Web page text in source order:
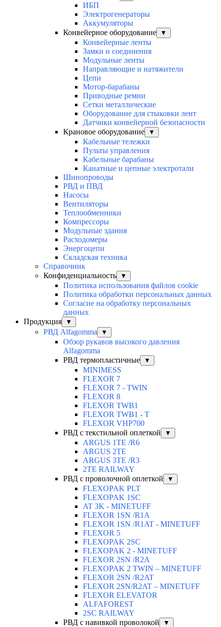
ИБП
Электрогенераторы
Аккумуляторы
Конвейерное оборудование
▼
Конвейерные ленты
Замки и соединения
Модульные ленты
Направляющие и натяжители
Цепи
Мотор-барабаны
Приводные ремни
Сетки металлические
Оборудование для стыковки лент
Датчики конвейерной безопасности
Крановое оборудование
▼
Кабельные тележки
Пульты управления
Кабельные барабаны
Канатные и цепные электротали
Шинопроводы
РВД и ПВД
Насосы
Вентиляторы
Теплообменники
Компрессоры
Модульные здания
Расходомеры
Энергоцепи
Складская техника
Справочник
Конфиденциальность
▼
Политика использования файлов cookie
Политика обработки персональных данных
Согласие на обработку персональных
данных
Продукция
▼
РВД Alfagomma ▼
Обзор рукавов высокого давления
Alfagomma
РВД термопластичные
▼
MINIMESS
FLEXOR 7
FLEXOR 7 - TWIN
FLEXOR 8
FLEXOR TWB1
FLEXOR TWB1 - T
FLEXOR VHP700
РВД с текстильной оплеткой
▼
ARGUS 1TE /R6
ARGUS 2TЕ
ARGUS 3TE /R3
2TE RAILWAY
РВД с проволочной оплеткой
▼
FLEXOPAK PLT
FLEXOPAK 1SС
AT 3K - MINETUFF
FLEXOR 1SN /R1A
FLEXOR 1SN /R1AT - MINETUFF
FLEXOR 5
FLEXOPAK 2SС
FLEXOPAK 2 - MINETUFF
FLEXOR 2SN /R2A
FLEXOPAK 2 TWIN – MINETUFF
FLEXOR 2SN /R2AT
FLEXOR 2SN/R2AT – MINETUFF
FLEXOR ELEVATOR
ALFAFOREST
2SC RAILWAY
РВД с навивкой проволокой
▼